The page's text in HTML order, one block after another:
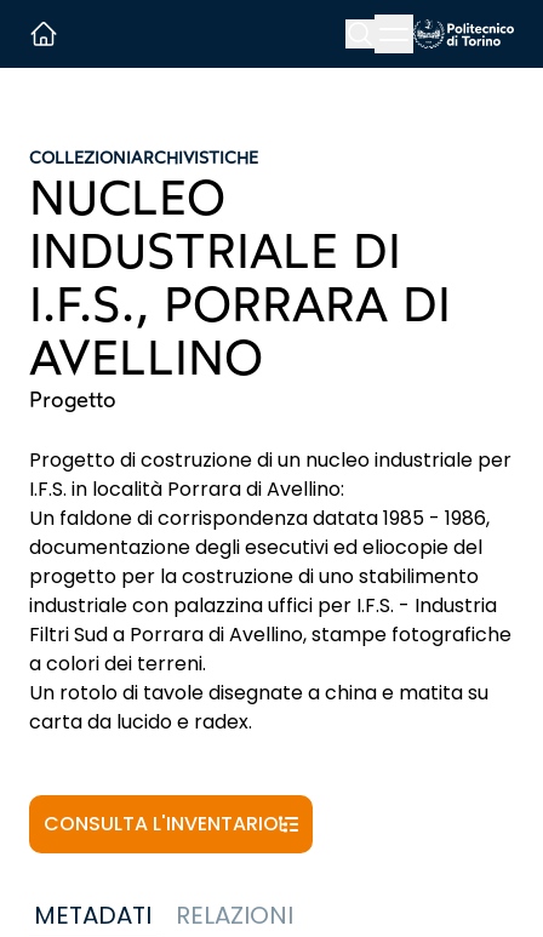
Menu button
COLLEZIONIARCHIVISTICHE
NUCLEO
INDUSTRIALE DI
I.F.S., PORRARA DI
AVELLINO
Progetto
Progetto di costruzione di un nucleo industriale per
I.F.S. in località Porrara di Avellino:
Un faldone di corrispondenza datata 1985 - 1986,
documentazione degli esecutivi ed eliocopie del
progetto per la costruzione di uno stabilimento
industriale con palazzina uffici per I.F.S. - Industria
Filtri Sud a Porrara di Avellino, stampe fotografiche
a colori dei terreni.
Un rotolo di tavole disegnate a china e matita su
carta da lucido e radex.
CONSULTA L'INVENTARIO
METADATI RELAZIONI